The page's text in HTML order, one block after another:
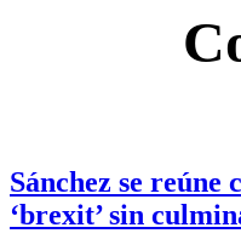
Sánchez se reúne
‘brexit’ sin